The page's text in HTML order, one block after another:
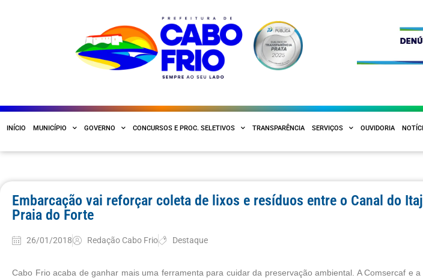
INÍCIO MUNICÍPIO GOVERNO CONCURSOS E PROC. SELETIVOS TRANSPARÊNCIA SERVIÇOS OUVIDORIA
Embarcação vai reforçar coleta de lixos e resíduos entre o Canal do
Praia do Forte
26/01/2018 Redação Cabo Frio Destaque
Cabo Frio acaba de ganhar mais uma ferramenta para cuidar da preservação ambiental. A Comsercaf e